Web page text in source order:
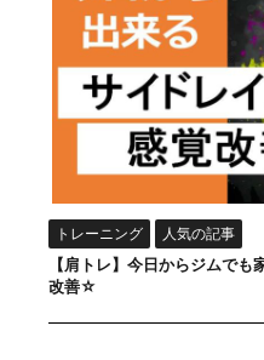
トレーニング 人気の記事
【肩トレ】今日からジムで
改善☆